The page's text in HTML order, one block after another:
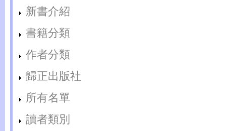
新書介紹
書籍分類
作者分類
歸正出版社
所有名單
讀者類別